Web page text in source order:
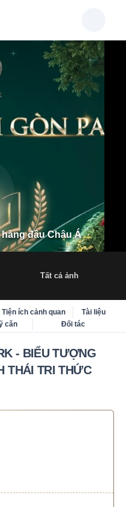
đầu Châu Á
Tất cả ảnh
Tiện ích cảnh quan
Tài liệu
căn Đối tác
- BIỂU TƯỢNG
THÁI TRI THỨC